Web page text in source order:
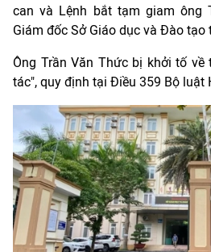
can và Lệnh bắt tạm giam ông
Giám đốc Sở Giáo dục và Đào tạo
Ông Trần Văn Thức bị khởi tố về
tác", quy định tại Điều 359 Bộ luật